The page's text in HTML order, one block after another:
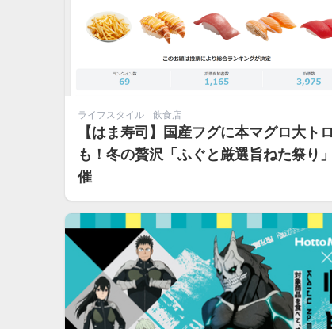
ライフスタイル 飲食店
【はま寿司】国産フグに本マグロ大トロ
も！冬の贅沢「ふぐと厳選旨ねた祭り
催